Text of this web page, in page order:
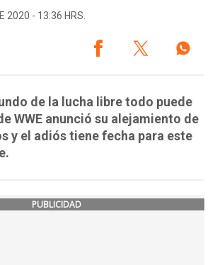
2020 - 13:36 HRS.
de la lucha libre todo puede
WWE anunció su alejamiento de
y el adiós tiene fecha para este
PUBLICIDAD